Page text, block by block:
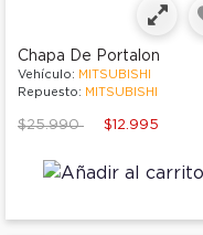
Chapa De Portalon
Vehículo: MITSUBISHI
Repuesto: MITSUBISHI
Price reduced from
$25.990to $12.995